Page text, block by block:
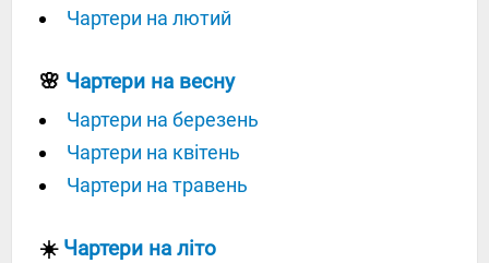
Чартери на лютий
🌸 Чартери на весну
Чартери на березень
Чартери на квітень
Чартери на травень
☀️ Чартери на літо